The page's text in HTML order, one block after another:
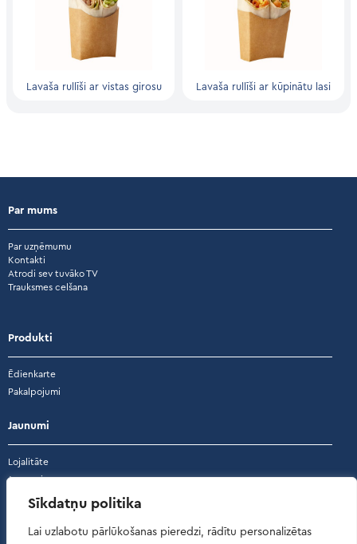
Sīkdatņu politika
Lai uzlabotu pārlūkošanas pieredzi, rādītu personalizētas
Lavaša rullīši ar vistas girosu Lavaša rullīši ar kūpinātu lasi
Par mums
Par uzņēmumu
Kontakti
Atrodi sev tuvāko TV
Trauksmes celšana
Produkti
Ēdienkarte
Pakalpojumi
Jaunumi
Lojalitāte
Jaunumi
Akcijas
Atsauksmes